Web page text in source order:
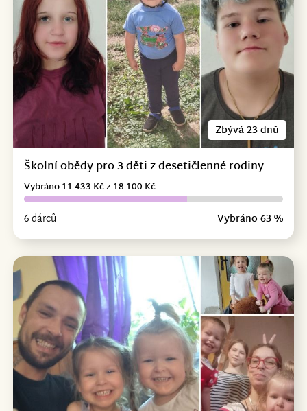
Zbývá 23 dnů
Školní obědy pro 3 děti z desetičlenné rodiny
6 dárců Vybráno 63 %
Vybráno 11 433 Kč z 18 100 Kč